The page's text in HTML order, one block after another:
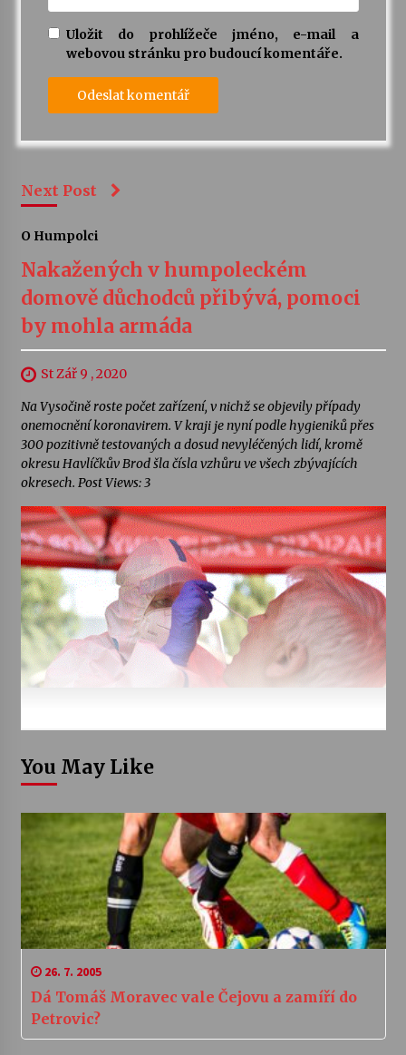
Uložit do prohlížeče jméno, e-mail a
webovou stránku pro budoucí komentáře.
Next Post
O Humpolci
Nakažených v humpoleckém
domově důchodců přibývá, pomoci
by mohla armáda
St Zář 9 , 2020
Na Vysočině roste počet zařízení, v nichž se objevily případy
onemocnění koronavirem. V kraji je nyní podle hygieniků přes
300 pozitivně testovaných a dosud nevyléčených lidí, kromě
okresu Havlíčkův Brod šla čísla vzhůru ve všech zbývajících
okresech. Post Views: 3
You May Like
26. 7. 2005
Dá Tomáš Moravec vale Čejovu a zamíří do
Petrovic?